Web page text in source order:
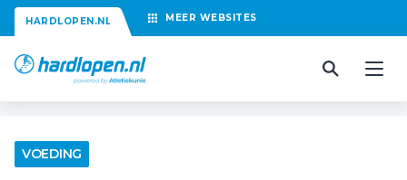
HARDLOPEN.NL MEER WEBSITES
VOEDING